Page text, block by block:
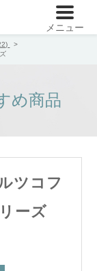
メニュー
め商品
ツコフ
ーズ